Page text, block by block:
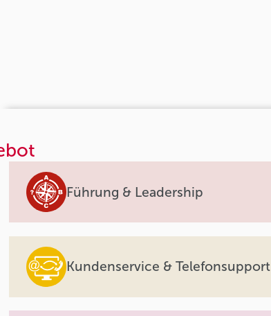
Führung & Leadership
Kundenservice & Telefonsupport